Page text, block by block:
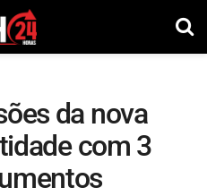
da nova
com 3